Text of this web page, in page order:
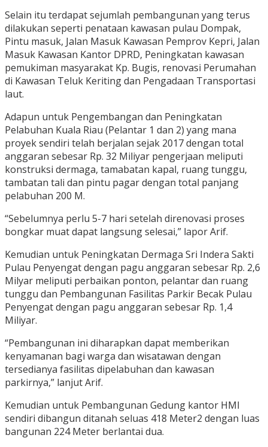
Selain itu terdapat sejumlah pembangunan yang terus
dilakukan seperti penataan kawasan pulau Dompak,
Pintu masuk, Jalan Masuk Kawasan Pemprov Kepri, Jalan
Masuk Kawasan Kantor DPRD, Peningkatan kawasan
pemukiman masyarakat Kp. Bugis, renovasi Perumahan
di Kawasan Teluk Keriting dan Pengadaan Transportasi
laut.
Adapun untuk Pengembangan dan Peningkatan
Pelabuhan Kuala Riau (Pelantar 1 dan 2) yang mana
proyek sendiri telah berjalan sejak 2017 dengan total
anggaran sebesar Rp. 32 Miliyar pengerjaan meliputi
konstruksi dermaga, tamabatan kapal, ruang tunggu,
tambatan tali dan pintu pagar dengan total panjang
pelabuhan 200 M.
“Sebelumnya perlu 5-7 hari setelah direnovasi proses
bongkar muat dapat langsung selesai,” lapor Arif.
Kemudian untuk Peningkatan Dermaga Sri Indera Sakti
Pulau Penyengat dengan pagu anggaran sebesar Rp. 2,6
Milyar meliputi perbaikan ponton, pelantar dan ruang
tunggu dan Pembangunan Fasilitas Parkir Becak Pulau
Penyengat dengan pagu anggaran sebesar Rp. 1,4
Miliyar.
“Pembangunan ini diharapkan dapat memberikan
kenyamanan bagi warga dan wisatawan dengan
tersedianya fasilitas dipelabuhan dan kawasan
parkirnya,” lanjut Arif.
Kemudian untuk Pembangunan Gedung kantor HMI
sendiri dibangun ditanah seluas 418 Meter2 dengan luas
bangunan 224 Meter berlantai dua.